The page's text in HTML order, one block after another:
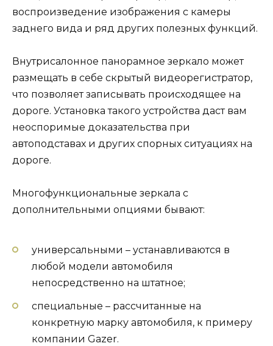
воспроизведение изображения с камеры
заднего вида и ряд других полезных функций.
Внутрисалонное панорамное зеркало может
размещать в себе скрытый видеорегистратор,
что позволяет записывать происходящее на
дороге. Установка такого устройства даст вам
неоспоримые доказательства при
автоподставах и других спорных ситуациях на
дороге.
Многофункциональные зеркала с
дополнительными опциями бывают:
универсальными – устанавливаются в
любой модели автомобиля
непосредственно на штатное;
специальные – рассчитанные на
конкретную марку автомобиля, к примеру
компании Gazer.